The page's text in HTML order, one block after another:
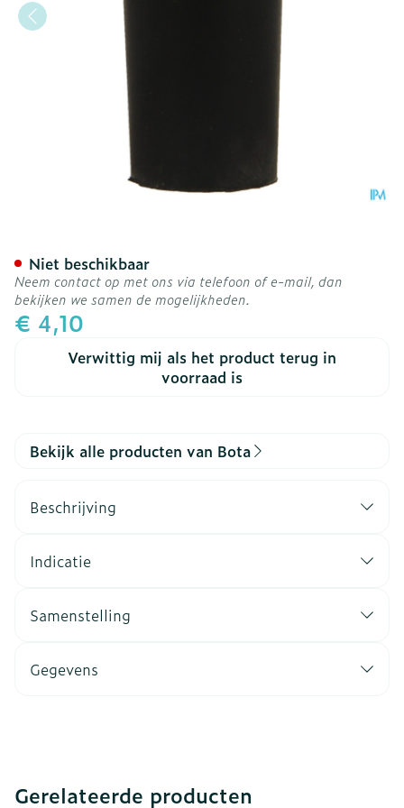
€ 4,10
Verwittig mij als het product terug in
voorraad is
Niet beschikbaar
Neem contact op met ons via telefoon of e-mail, dan
bekijken we samen de mogelijkheden.
Bekijk alle producten van Bota
Beschrijving
Indicatie
Samenstelling
Gegevens
Gerelateerde producten